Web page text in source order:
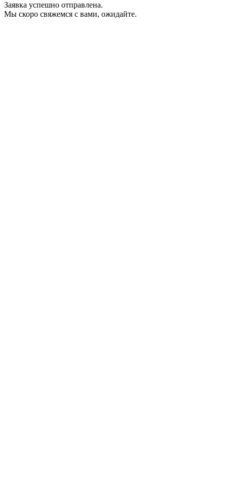
Заявка успешно отправлена.
Мы скоро свяжемся с вами, ожидайте.